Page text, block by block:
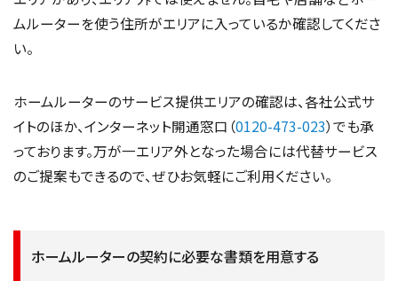
ムルーターを使う住所がエリアに入っているか確認してくださ
い。
ホームルーターのサービス提供エリアの確認は、各社公式サ
イトのほか、インターネット開通窓口（0120-473-023）でも承
っております。万が一エリア外となった場合には代替サービス
のご提案もできるので、ぜひお気軽にご利用ください。
ホームルーターの契約に必要な書類を用意する